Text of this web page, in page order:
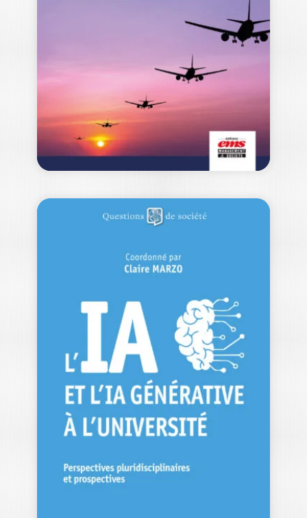
La vulnérabilité traverse la société
comme un fil discret mais déterminant.
Longtemps cantonnée…
LA COOPÉTITION
DANS LE
TRANSPORT
AÉRIEN
GÉZIA DAMERGY
pris l’avion dans le monde. Parmi…